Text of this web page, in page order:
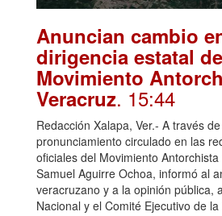
Anuncian cambio
dirigencia estatal
Movimiento
Veracruz. 15:44
Redacción Xalapa, Ver.- A través
pronunciamiento circulado en las
oficiales del Movimiento Antorchista
Samuel Aguirre Ochoa, informó al
veracruzano y a la opinión pública,
Nacional y el Comité Ejecutivo de